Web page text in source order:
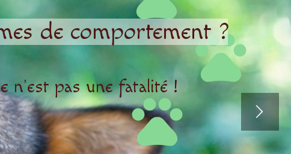
de comportement ?
n'est pas une fatalité !